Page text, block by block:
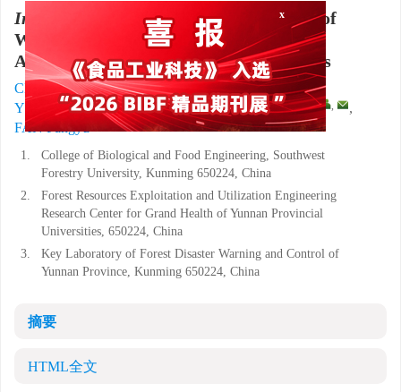
In Vitro
Simulated Digestive Properties of
Walnut Pellicle Polyphenols and Their
Antioxidant and Hypoglycemic Activities
CHEN Ying1, , QIN Yizhen 1 , LU Yanling1,
YUAN Guohui1, YANG Jiaojiao1, HAN Long1, 2, 3, ,
,
FAN Fangyu1, 2, 3, ,
1.
College of Biological and Food Engineering, Southwest
Forestry University, Kunming 650224, China
2.
Forest Resources Exploitation and Utilization Engineering
Research Center for Grand Health of Yunnan Provincial
Universities, 650224, China
3.
Key Laboratory of Forest Disaster Warning and Control of
Yunnan Province, Kunming 650224, China
摘要
HTML全文